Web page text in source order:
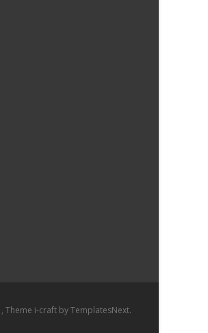
, Theme i-craft by TemplatesNext.